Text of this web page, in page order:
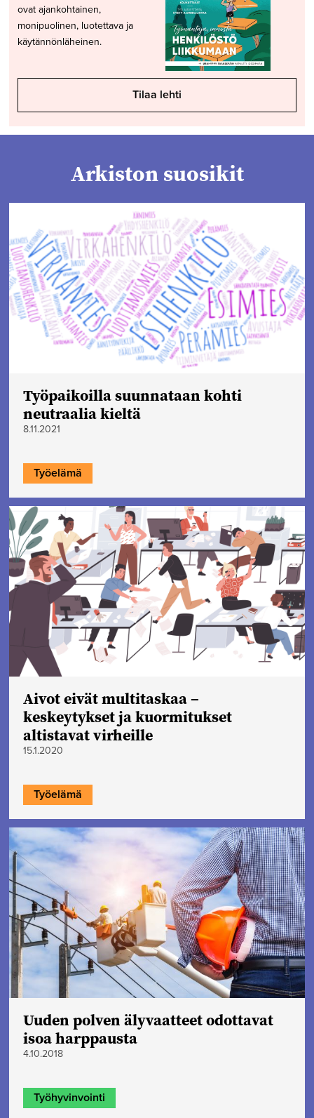
ovat ajankohtainen,
monipuolinen, luotettava ja
käytännönläheinen.
Tilaa lehti
Arkiston suosikit
Työpaikoilla suunnataan kohti
neutraalia kieltä
8.11.2021
Työelämä
Aivot eivät multitaskaa –
keskeytykset ja kuormitukset
altistavat virheille
15.1.2020
Työelämä
Uuden polven älyvaatteet odottavat
isoa harppausta
4.10.2018
Työhyvinvointi